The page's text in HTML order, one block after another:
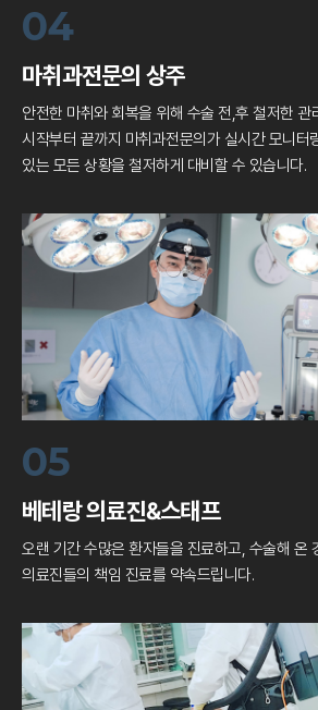
04
마취과전문의 상주
안전한 마취와 회복을 위해 수술 전,후 철저한
시작부터 끝까지 마취과전문의가 실시간 모니터
있는 모든 상황을 철저하게 대비할 수 있습니다.
05
베테랑 의료진&스태프
오랜 기간 수많은 환자들을 진료하고, 수술해 온
의료진들의 책임 진료를 약속드립니다.